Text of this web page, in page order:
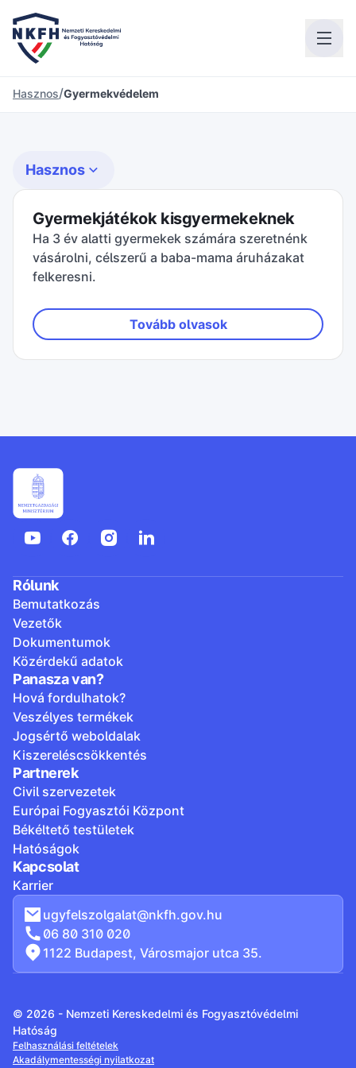
Hasznos/Gyermekvédelem
Hasznos
Gyermekjátékok kisgyermekeknek
Ha 3 év alatti gyermekek számára szeretnénk
vásárolni, célszerű a baba-mama áruházakat
felkeresni.
Tovább olvasok
Rólunk
Bemutatkozás
Vezetők
Dokumentumok
Közérdekű adatok
Panasza van?
Hová fordulhatok?
Veszélyes termékek
Jogsértő weboldalak
Kiszereléscsökkentés
Partnerek
Civil szervezetek
Európai Fogyasztói Központ
Békéltető testületek
Hatóságok
Kapcsolat
Karrier
ugyfelszolgalat@nkfh.gov.hu
06 80 310 020
1122 Budapest, Városmajor utca 35.
© 2026 - Nemzeti Kereskedelmi és Fogyasztóvédelmi
Hatóság
Felhasználási feltételek
Akadálymentességi nyilatkozat